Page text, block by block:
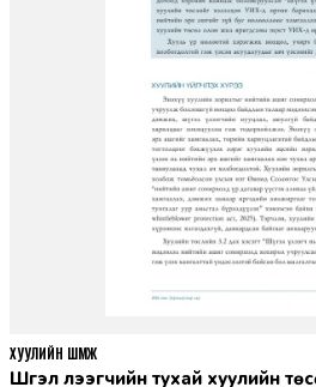
Шүгэл үлээгчийн тухай хуулийн төсөлд өгөх шүүмж -
ХУУЛИЙН ШҮҮМЖ